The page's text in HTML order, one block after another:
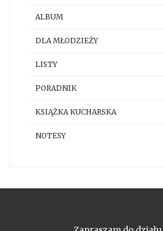
ALBUM
DLA MŁODZIEŻY
LISTY
PORADNIK
KSIĄŻKA KUCHARSKA
NOTESY